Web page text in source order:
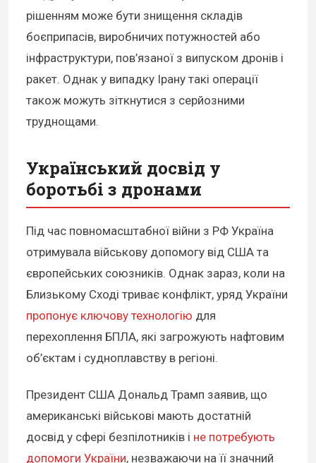
рішенням може бути знищення складів
боєприпасів, виробничих потужностей або
інфраструктури, пов’язаної з випуском дронів і
ракет. Однак у випадку Ірану такі операції
також можуть зіткнутися з серйозними
труднощами.
Український досвід у
боротьбі з дронами
Під час повномасштабної війни з РФ Україна
отримувала військову допомогу від США та
європейських союзників. Однак зараз, коли на
Близькому Сході триває конфлікт, уряд України
пропонує ключову технологію для
перехоплення БПЛА, які загрожують нафтовим
об’єктам і судноплавству в регіоні.
Президент США Дональд Трамп заявив, що
американські військові мають достатній
досвід у сфері безпілотників і не потребують
допомоги України, незважаючи на її значний